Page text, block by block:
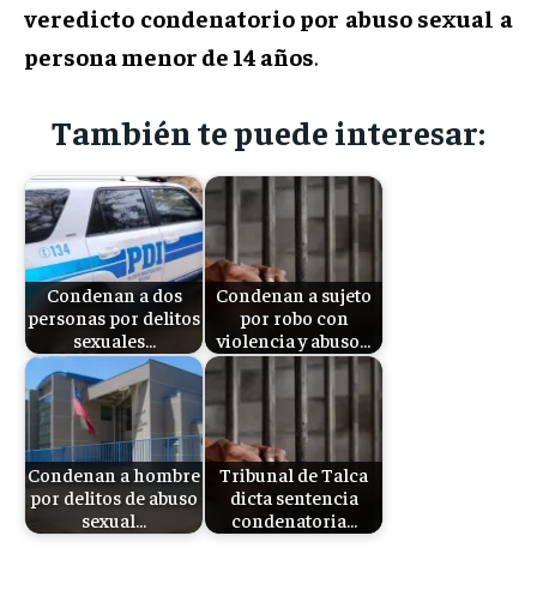
veredicto condenatorio por abuso sexual a
persona menor de 14 años.
También te puede interesar:
Condenan a dos
personas por delitos
sexuales…
Condenan a sujeto
por robo con
violencia y abuso…
Condenan a hombre
por delitos de abuso
sexual…
Tribunal de Talca
dicta sentencia
condenatoria…